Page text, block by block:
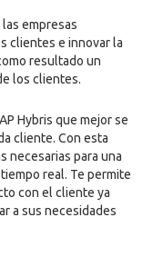
empresas
clientes e innovar la
resultado un
los clientes.
Hybris que mejor se
cliente. Con esta
necesarias para una
real. Te permite
con el cliente ya
a sus necesidades